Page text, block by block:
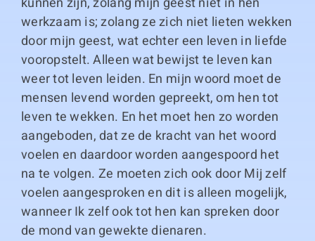
werkzaam is; zolang ze zich niet lieten wekken
door mijn geest, wat echter een leven in liefde
vooropstelt. Alleen wat bewijst te leven kan
weer tot leven leiden. En mijn woord moet de
mensen levend worden gepreekt, om hen tot
leven te wekken. En het moet hen zo worden
aangeboden, dat ze de kracht van het woord
voelen en daardoor worden aangespoord het
na te volgen. Ze moeten zich ook door Mij zelf
voelen aangesproken en dit is alleen mogelijk,
wanneer Ik zelf ook tot hen kan spreken door
de mond van gewekte dienaren.